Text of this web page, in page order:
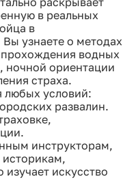
в реальных
в
узнаете о методах
водных
ночной ориентации
страха.
любых условий:
развалин.
инструкторам,
искусство